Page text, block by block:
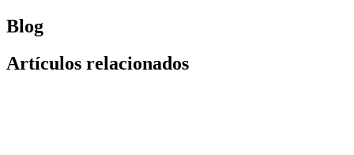
Blog
Artículos relacionados